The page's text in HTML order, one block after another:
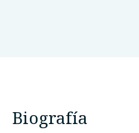
Biografía